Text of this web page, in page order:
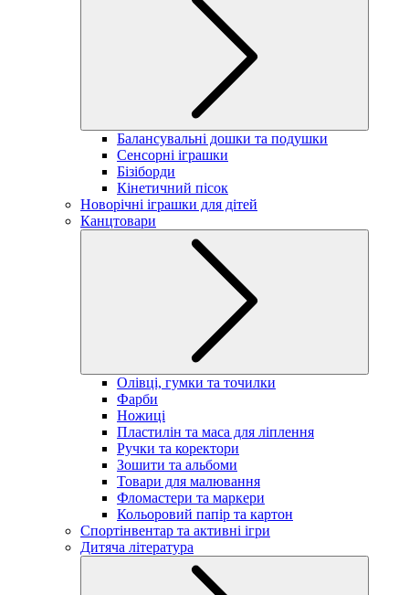
Балансувальні дошки та подушки
Сенсорні іграшки
Бізіборди
Кінетичний пісок
Новорічні іграшки для дітей
Канцтовари
Олівці, гумки та точилки
Фарби
Ножиці
Пластилін та маса для ліплення
Ручки та коректори
Зошити та альбоми
Товари для малювання
Фломастери та маркери
Кольоровий папір та картон
Спортінвентар та активні ігри
Дитяча література